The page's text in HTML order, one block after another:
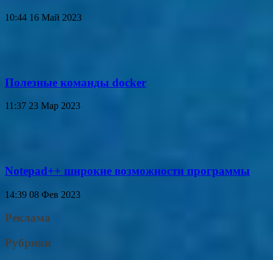
10:44 16 Май 2023
Полезные команды docker
11:37 23 Мар 2023
Notepad++ широкие возможности программы
14:39 08 Фев 2023
Реклама
Рубрики